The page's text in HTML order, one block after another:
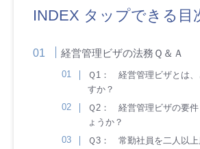
INDEX タップできる目
経営管理ビザの法務Ｑ＆Ａ
Ｑ1： 経営管理ビザとは
すか？
Ｑ2： 経営管理ビザの要件
ょうか？
Ｑ3： 常勤社員を二人以上